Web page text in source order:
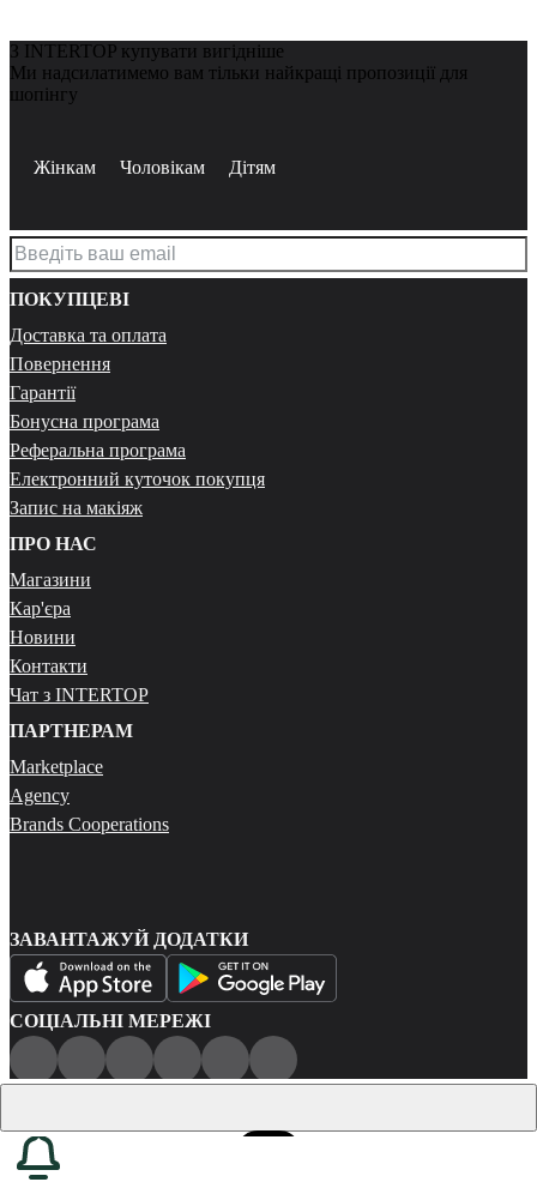
З INTERTOP купувати вигідніше
Ми надсилатимемо вам тільки найкращі пропозиції для
шопінгу
Жінкам Чоловікам Дітям
ПОКУПЦЕВІ
Доставка та оплата
Повернення
Гарантії
Бонусна програма
Реферальна програма
Електронний куточок покупця
Запис на макіяж
ПРО НАС
Магазини
Кар'єра
Новини
Контакти
Чат з INTERTOP
ПАРТНЕРАМ
Marketplace
Agency
Brands Cooperations
ЗАВАНТАЖУЙ ДОДАТКИ
СОЦІАЛЬНІ МЕРЕЖІ
Політика конфіденційності
Карта сайту